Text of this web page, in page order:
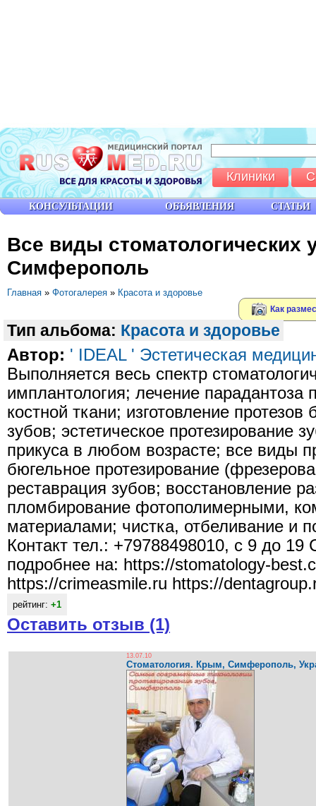
Все виды стоматологических
Симферополь
Главная » Фотогалерея » Красота и здоровье
Как
Тип альбома: Красота и здоровье
Автор: ' IDEAL ' Эстетическая
Выполняется весь спектр
имплантология; лечение парадантоза
костной ткани; изготовление
зубов; эстетическое протезирование
прикуса в любом возрасте; все виды
бюгельное протезирование
реставрация зубов; восстановление
пломбирование фотополимерными,
материалами; чистка, отбеливание и
Контакт тел.: +79788498010, с 9 до
подробнее на: https://stomatology-
https://crimeasmile.ru https://
рейтинг: +1
Оставить отзыв (1)
13.07.10
Cтоматология. Крым, Симферополь,
КОНСУЛЬТАЦИИ ОБЪЯВЛЕНИЯ СТАТЬИ
Клиники